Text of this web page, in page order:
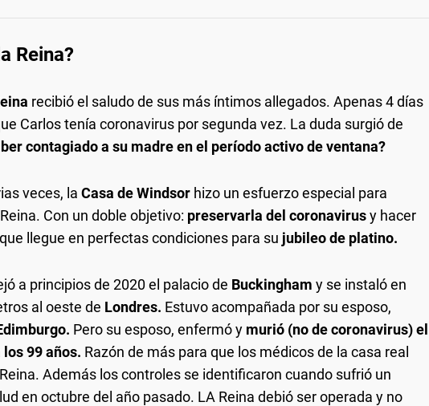
Reina?
recibió el saludo de sus más íntimos allegados. Apenas 4 días
Carlos tenía coronavirus por segunda vez. La duda surgió de
contagiado a su madre en el período activo de ventana?
veces, la Casa de Windsor hizo un esfuerzo especial para
Con un doble objetivo: preservarla del coronavirusy hacer
llegue en perfectas condiciones para su jubileo de platino.
a principios de 2020 el palacio de Buckingham y se instaló en
al oeste de Londres. Estuvo acompañada por su esposo,
Pero su esposo, enfermó y murió (no de coronavirus) el
99 años. Razón de más para que los médicos de la casa real
Además los controles se identificaron cuando sufrió un
en octubre del año pasado. LA Reina debió ser operada y no